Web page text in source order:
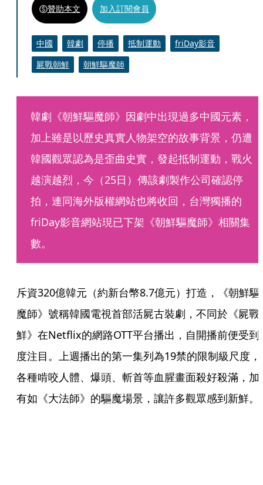
贊助本文 加入訂閱會員
中國 韓劇 停播 抵制運動
friDay影音
屍戰朝鮮
朝鮮驅魔師
韓劇《朝鮮驅魔師》因劇中出現過多中國元素，
加上雖是以歷史真實人物架空的故事背景，仍遭
韓國觀眾認為是歪曲史實，發起抵制運動，戰火
越演越烈，今（25日）傳該劇製作公司確認停
拍，連同海外版權網站也將收回，台灣獨播的
friDay影音網站現已下架《朝鮮驅魔師》相關集
數。
斥資320億韓元（約新台幣8.7億元）打造，《朝鮮驅
魔師》號稱韓國電視首部活屍古裝劇，不同於《屍戰
鮮》在Netflix的網路OTT平台播出，自開播前便受到
度注目。上週播出的第一集列為19禁的限制級尺度，
各種啃咬人體、爆頭、斬首等血腥畫面殺好殺滿，加
有如《大法師》的驅魔場景，讓許多觀眾感到新鮮。